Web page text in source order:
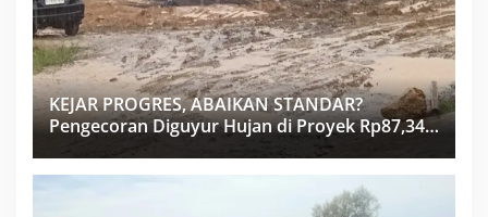
KEJAR PROGRES, ABAIKAN STANDAR?
Pengecoran Diguyur Hujan di Proyek Rp87,34
Miliar Sukma Nias, Konsultan, Pengawas dan
PPK Bungkam